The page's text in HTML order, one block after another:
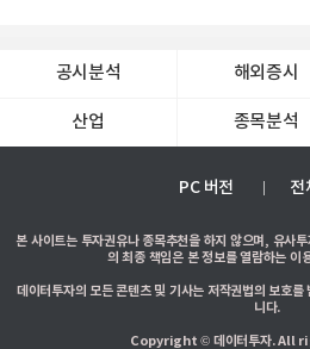
공시분석 해외증시
산업 종목분석
PC 버전 전
본 사이트는 투자권유나 종목추천을 하지 않으며, 유사
의 최종 책임은 본 정보를 열람하는 이
데이터투자의 모든 콘텐츠 및 기사는 저작권법의 보호
니다.
Copyright © 데이터투자. All